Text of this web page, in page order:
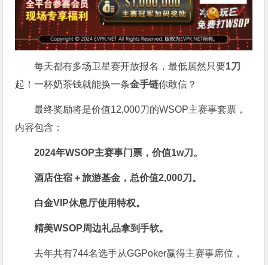
每天都有多场卫星赛开放报名，最低居然只要1刀
起！一杯奶茶钱就能换一条金手链你敢信？
最终奖励将是价值12,000刀的WSOP主赛事套票，
内容包含：
2024年WSOP主赛事门票，价值1w刀 。
酒店住宿＋旅游基金，总价值2,000刀。
白金VIP休息厅使用特权。
精美WSOP周边礼品拿到手软。
去年共有744名选手从GGPoker赢得主赛事席位，